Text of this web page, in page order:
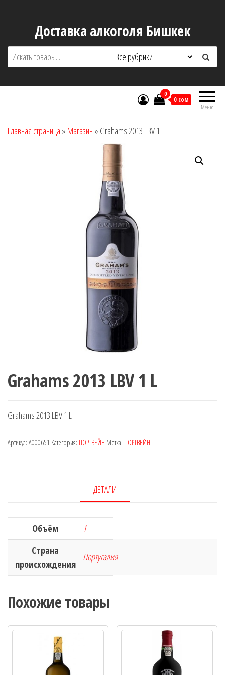
содержимомуДоставка алкоголя Бишкек
Меню
0
0 сом
Главная страница » Магазин » Grahams 2013 LBV 1 L
Grahams 2013 LBV 1 L
Grahams 2013 LBV 1 L
Артикул: A000651 Категория: ПОРТВЕЙН Метка: ПОРТВЕЙН
ДЕТАЛИ
Объём
1
Страна
происхождения
Португалия
Похожие товары